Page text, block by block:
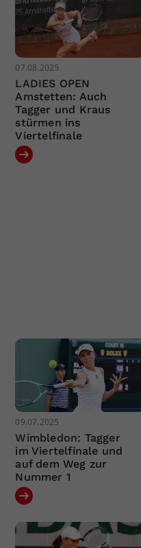
07.08.2025
LADIES OPEN
Amstetten: Auch
Tagger und Kraus
stürmen ins
Viertelfinale
09.07.2025
Wimbledon: Tagger
im Viertelfinale und
auf dem Weg zur
Nummer 1